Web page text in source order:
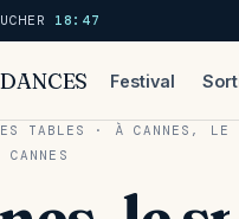
18:47
Festival
TABLES · À CANNES, LE
CANNES